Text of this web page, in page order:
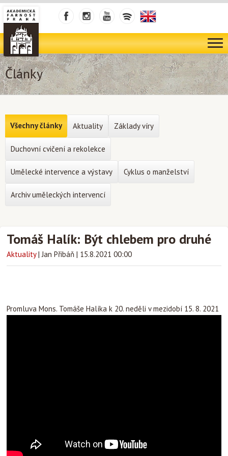
Články
Tomáš Halík: Být chlebem pro druhé
Aktuality |Jan Přibáň | 15.8.2021 00:00
Promluva Mons. Tomáše Halíka k 20. neděli v mezidobí 15. 8. 2021
Všechny články Aktuality Základy víry
Duchovní cvičení a rekolekce
Umělecké intervence a výstavy Cyklus o manželství
Archiv uměleckých intervencí